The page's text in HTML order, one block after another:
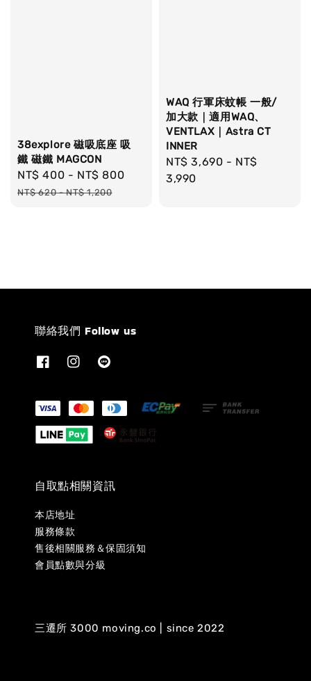
38explore 磁吸底座 吸
鐵 磁鐵 MAGCON
Sale
price
NT$ 400 - NT$ 800
Regular
NT$ 620-NT$ 1,200
WAQ 行軍床蚊帳 一般/
加大款｜適用WAQ、
VENTLAX｜Astra CT
INNER
Regular
price
NT$ 3,690 - NT$
3,990
聯絡我們 Follow us
自取點相關資訊
本店地址
服務條款
售後相關服務＆保固須知
會員點數與分級
三遷所 3000 moving.co | since 2022